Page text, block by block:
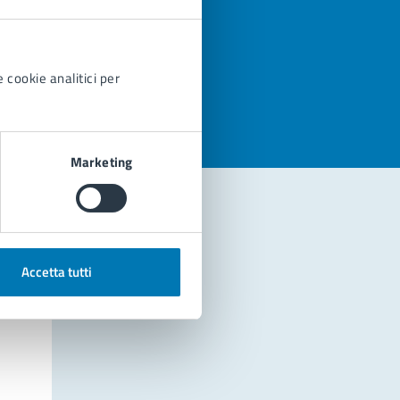
cookie analitici per
Marketing
Accetta tutti